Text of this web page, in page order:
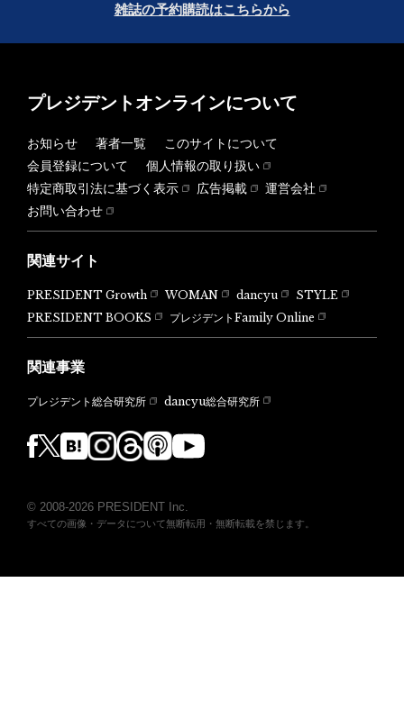
雑誌の予約購読はこちらから
プレジデントオンラインについて
お知らせ 著者一覧
このサイトについて
会員登録について
個人情報の取り扱い
特定商取引法に基づく表示
広告掲載
運営会社
お問い合わせ
関連サイト
PRESIDENT Growth WOMAN dancyu
STYLE
PRESIDENT BOOKS
プレジデントFamily Online
関連事業
プレジデント総合研究所 dancyu総合研究所
© 2008-2026 PRESIDENT Inc.
すべての画像・データについて無断転用・無断転載を禁じます。